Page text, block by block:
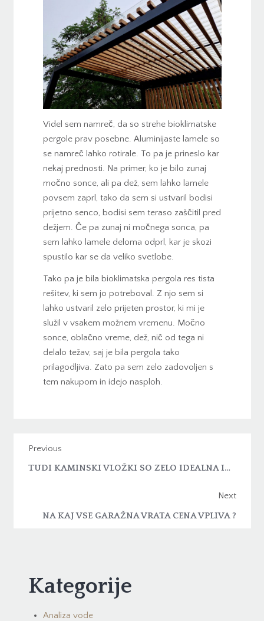
Videl sem namreč, da so strehe bioklimatske
pergole prav posebne. Aluminijaste lamele so
se namreč lahko rotirale. To pa je prineslo kar
nekaj prednosti. Na primer, ko je bilo zunaj
močno sonce, ali pa dež, sem lahko lamele
povsem zaprl, tako da sem si ustvaril bodisi
prijetno senco, bodisi sem teraso zaščitil pred
dežjem. Če pa zunaj ni močnega sonca, pa
sem lahko lamele deloma odprl, kar je skozi
spustilo kar se da veliko svetlobe.
Tako pa je bila bioklimatska pergola res tista
rešitev, ki sem jo potreboval. Z njo sem si
lahko ustvaril zelo prijeten prostor, ki mi je
služil v vsakem možnem vremenu. Močno
sonce, oblačno vreme, dež, nič od tega ni
delalo težav, saj je bila pergola tako
prilagodljiva. Zato pa sem zelo zadovoljen s
tem nakupom in idejo nasploh.
Previous
TUDI KAMINSKI VLOŽKI SO ZELO IDEALNA IN VARČNA REŠITEV
Next
NA KAJ VSE GARAŽNA VRATA CENA VPLIVA ?
Kategorije
Analiza vode